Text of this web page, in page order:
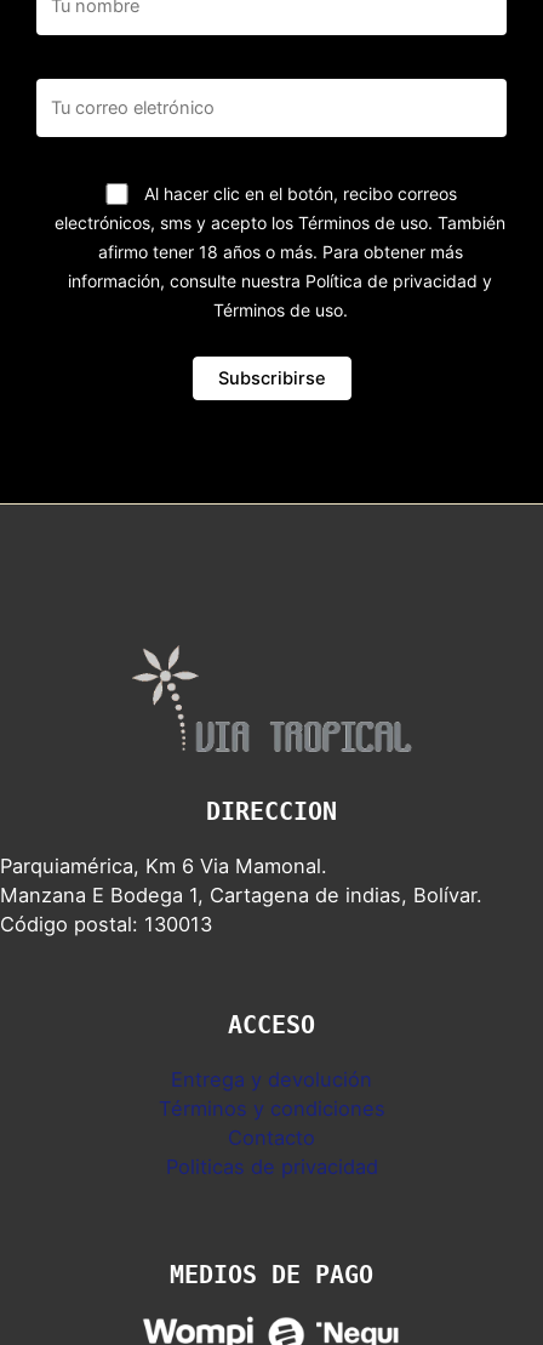
Al hacer clic en el botón, recibo correos
electrónicos, sms y acepto los Términos de uso. También
afirmo tener 18 años o más. Para obtener más
información, consulte nuestra Política de privacidad y
Términos de uso.
DIRECCION
Parquiamérica, Km 6 Via Mamonal.
Manzana E Bodega 1, Cartagena de indias, Bolívar.
Código postal: 130013
ACCESO
Entrega y devolución
Términos y condiciones
Contacto
Politicas de privacidad
MEDIOS DE PAGO